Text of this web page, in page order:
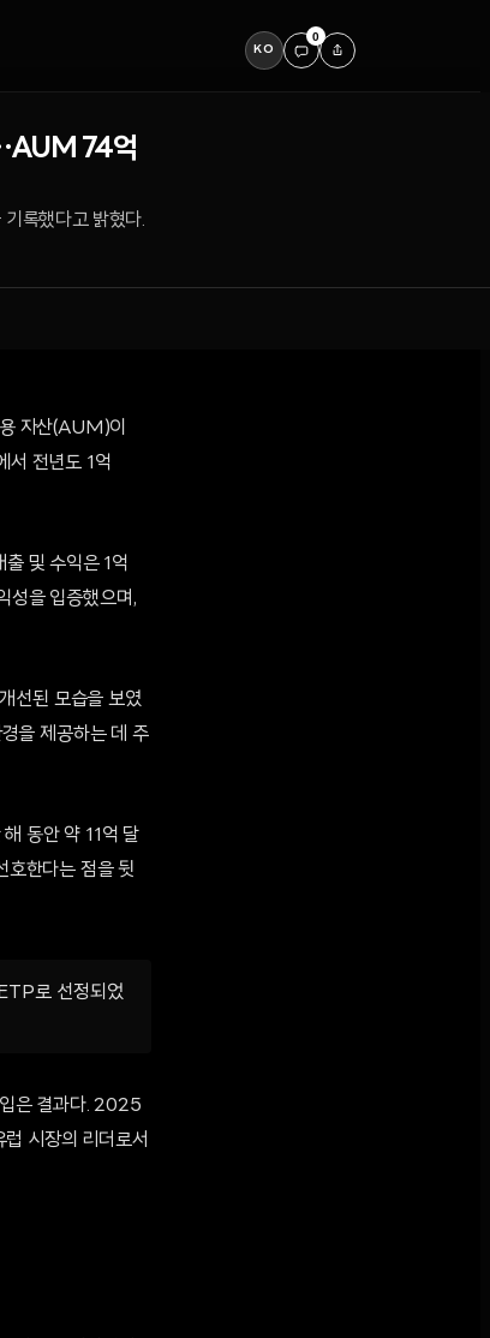
KO
0
…AUM 74억
록했다고 밝혔다.
자산(AUM)이
서 전년도 1억
및 수익은 1억
성을 입증했으며,
선된 모습을 보였
을 제공하는 데 주
동안 약 11억 달
호한다는 점을 뒷
로 선정되었
은 결과다. 2025
시장의 리더로서